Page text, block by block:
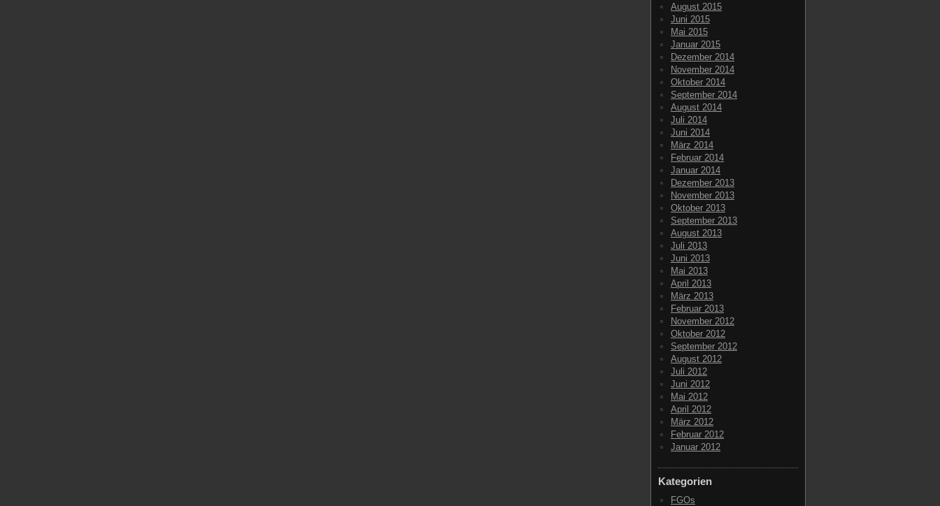
August 2015
Juni 2015
Mai 2015
Januar 2015
Dezember 2014
November 2014
Oktober 2014
September 2014
August 2014
Juli 2014
Juni 2014
März 2014
Februar 2014
Januar 2014
Dezember 2013
November 2013
Oktober 2013
September 2013
August 2013
Juli 2013
Juni 2013
Mai 2013
April 2013
März 2013
Februar 2013
November 2012
Oktober 2012
September 2012
August 2012
Juli 2012
Juni 2012
Mai 2012
April 2012
März 2012
Februar 2012
Januar 2012
Kategorien
FGOs